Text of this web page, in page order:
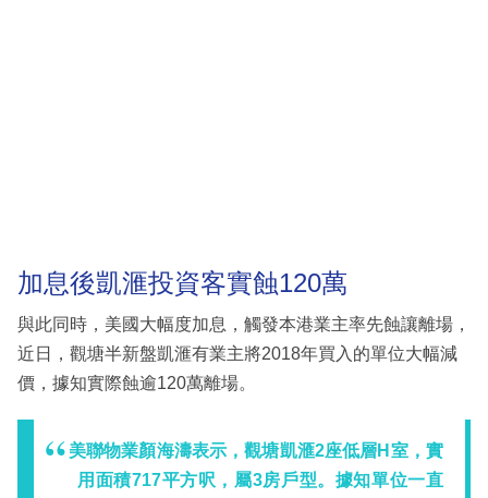
加息後凱滙投資客實蝕120萬
與此同時，美國大幅度加息，觸發本港業主率先蝕讓離場，
近日，觀塘半新盤凱滙有業主將2018年買入的單位大幅減
價，據知實際蝕逾120萬離場。
美聯物業顏海濤表示，觀塘凱滙2座低層H室，實
用面積717平方呎，屬3房戶型。據知單位一直